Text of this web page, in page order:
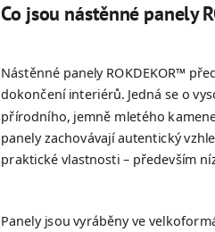
Co jsou nástěnné panely
Nástěnné panely ROKDEKOR™
dokončení interiérů. Jedná se o
přírodního, jemně mletého
panely zachovávají autentický
praktické vlastnosti – především
Panely jsou vyráběny ve